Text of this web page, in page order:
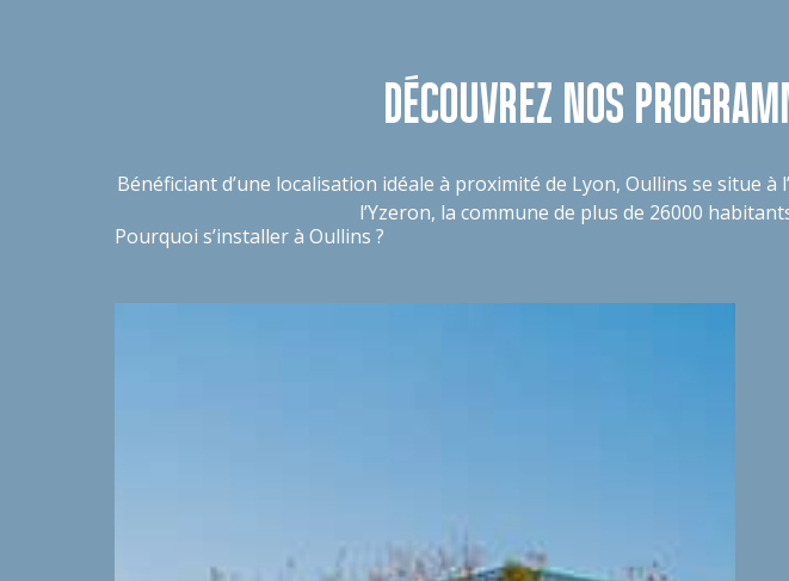
DÉCOUVREZ NOS
Bénéficiant d’une localisation idéale à proximité de Lyon, Oullins se situe
l’Yzeron, la commune de plus de 26000
Pourquoi s’installer à Oullins ?